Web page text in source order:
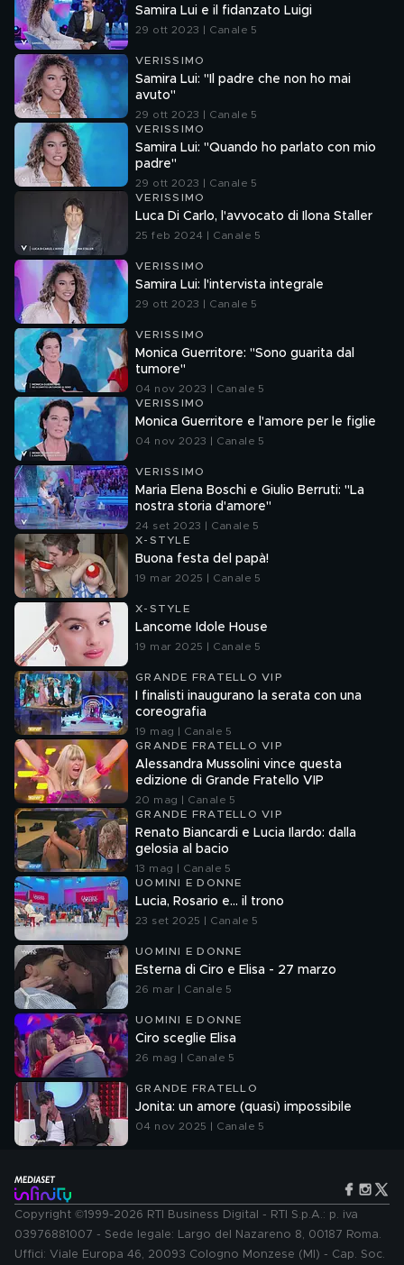
Samira Lui e il fidanzato Luigi
29 ott 2023 | Canale 5
VERISSIMO
Samira Lui: "Il padre che non ho mai
avuto"
29 ott 2023 | Canale 5
VERISSIMO
Samira Lui: "Quando ho parlato con mio
padre"
29 ott 2023 | Canale 5
VERISSIMO
Luca Di Carlo, l'avvocato di Ilona Staller
25 feb 2024 | Canale 5
VERISSIMO
Samira Lui: l'intervista integrale
29 ott 2023 | Canale 5
VERISSIMO
Monica Guerritore: "Sono guarita dal
tumore"
04 nov 2023 | Canale 5
VERISSIMO
Monica Guerritore e l'amore per le figlie
04 nov 2023 | Canale 5
VERISSIMO
Maria Elena Boschi e Giulio Berruti: "La
nostra storia d'amore"
24 set 2023 | Canale 5
X-STYLE
Buona festa del papà!
19 mar 2025 | Canale 5
X-STYLE
Lancome Idole House
19 mar 2025 | Canale 5
GRANDE FRATELLO VIP
I finalisti inaugurano la serata con una
coreografia
19 mag | Canale 5
GRANDE FRATELLO VIP
Alessandra Mussolini vince questa
edizione di Grande Fratello VIP
20 mag | Canale 5
GRANDE FRATELLO VIP
Renato Biancardi e Lucia Ilardo: dalla
gelosia al bacio
13 mag | Canale 5
UOMINI E DONNE
Lucia, Rosario e... il trono
23 set 2025 | Canale 5
UOMINI E DONNE
Esterna di Ciro e Elisa - 27 marzo
26 mar | Canale 5
UOMINI E DONNE
Ciro sceglie Elisa
26 mag | Canale 5
GRANDE FRATELLO
Jonita: un amore (quasi) impossibile
04 nov 2025 | Canale 5
Copyright ©1999-2026 RTI Business Digital - RTI S.p.A.: p. iva
03976881007 - Sede legale: Largo del Nazareno 8, 00187 Roma.
Uffici: Viale Europa 46, 20093 Cologno Monzese (MI) - Cap. Soc.